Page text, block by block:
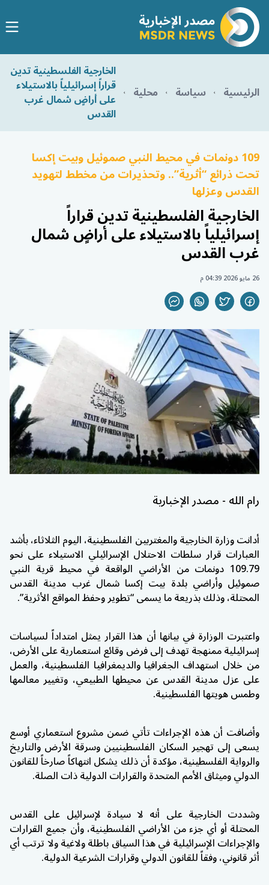
الرئيسية سياسة محلية
الخارجية الفلسطينية تدين
قراراً إسرائيلياً بالاستيلاء
على أراضٍ شمال غرب
القدس
109 دونمات في محيط النبي صموئيل وبيت إكسا
تحت ذرائع “أثرية”.. وتحذيرات من مخطط لتهويد
القدس وعزلها
الخارجية الفلسطينية تدين قراراً
إسرائيلياً بالاستيلاء على أراضٍ شمال
غرب القدس
26 مايو 2026 04:39 م
رام الله - مصدر الإخبارية
أدانت وزارة الخارجية والمغتربين الفلسطينية، اليوم الثلاثاء، بأشد
العبارات قرار سلطات الاحتلال الإسرائيلي الاستيلاء على نحو
109.79 دونمات من الأراضي الواقعة في محيط قرية النبي
صموئيل وأراضي بلدة بيت إكسا شمال غرب مدينة القدس
المحتلة، وذلك بذريعة ما يسمى “تطوير وحفظ المواقع الأثرية”.
واعتبرت الوزارة في بيانها أن هذا القرار يمثل امتداداً لسياسات
إسرائيلية ممنهجة تهدف إلى فرض وقائع استعمارية على الأرض،
من خلال استهداف الجغرافيا والديمغرافيا الفلسطينية، والعمل
على عزل مدينة القدس عن محيطها الطبيعي، وتغيير معالمها
وطمس هويتها الفلسطينية.
وأضافت أن هذه الإجراءات تأتي ضمن مشروع استعماري أوسع
يسعى إلى تهجير السكان الفلسطينيين وسرقة الأرض والتاريخ
والرواية الفلسطينية، مؤكدة أن ذلك يشكل انتهاكاً صارخاً للقانون
الدولي وميثاق الأمم المتحدة والقرارات الدولية ذات الصلة.
وشددت الخارجية على أنه لا سيادة لإسرائيل على القدس
المحتلة أو أي جزء من الأراضي الفلسطينية، وأن جميع القرارات
والإجراءات الإسرائيلية في هذا السياق باطلة ولاغية ولا ترتب أي
أثر قانوني، وفقاً للقانون الدولي وقرارات الشرعية الدولية.